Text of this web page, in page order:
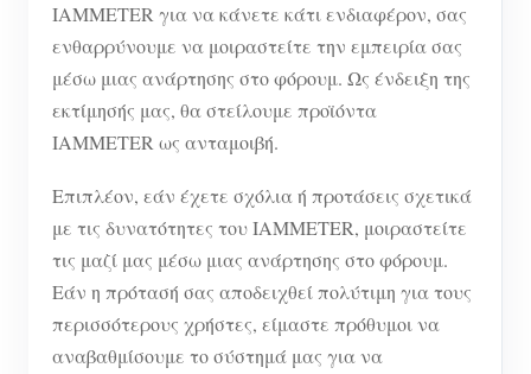
IAMMETER για να κάνετε κάτι ενδιαφέρον, σας
ενθαρρύνουμε να μοιραστείτε την εμπειρία σας
μέσω μιας ανάρτησης στο φόρουμ. Ως ένδειξη της
εκτίμησής μας, θα στείλουμε προϊόντα
IAMMETER ως ανταμοιβή.
Επιπλέον, εάν έχετε σχόλια ή προτάσεις σχετικά
με τις δυνατότητες του IAMMETER, μοιραστείτε
τις μαζί μας μέσω μιας ανάρτησης στο φόρουμ.
Εάν η πρότασή σας αποδειχθεί πολύτιμη για τους
περισσότερους χρήστες, είμαστε πρόθυμοι να
αναβαθμίσουμε το σύστημά μας για να